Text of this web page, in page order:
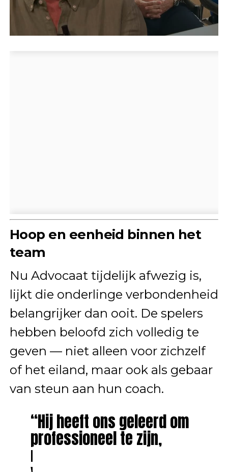
Hoop en eenheid binnen het
team
Nu Advocaat tijdelijk afwezig is,
lijkt die onderlinge verbondenheid
belangrijker dan ooit. De spelers
hebben beloofd zich volledig te
geven — niet alleen voor zichzelf
of het eiland, maar ook als gebaar
van steun aan hun coach.
“Hij heeft ons geleerd om
professioneel te zijn,
maar ook menselijk,” zei